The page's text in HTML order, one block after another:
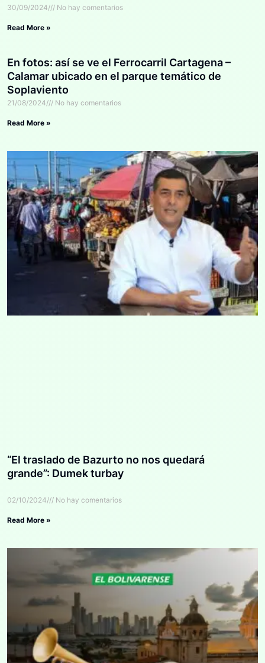
30/09/2024 No hay comentarios
Read More »
En fotos: así se ve el Ferrocarril Cartagena –
Calamar ubicado en el parque temático de
Soplaviento
21/08/2024 No hay comentarios
Read More »
“El traslado de Bazurto no nos quedará
grande”: Dumek turbay
02/10/2024 No hay comentarios
Read More »